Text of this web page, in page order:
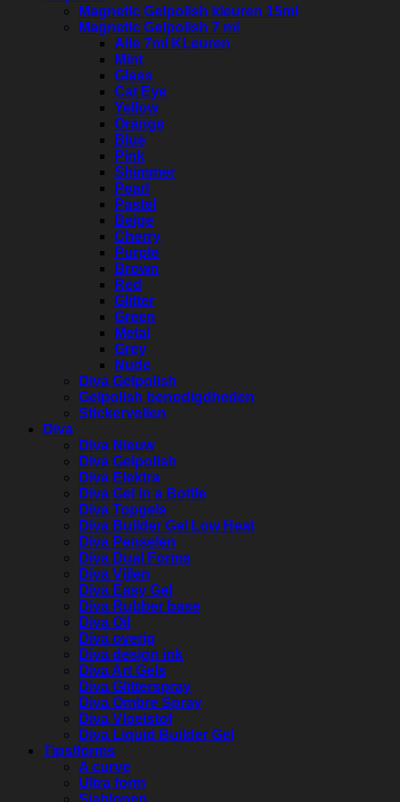
Magnetic Gelpolish kleuren 15ml
Magnetic Gelpolish 7 ml
Alle 7ml KLeuren
Mint
Glass
Cat Eye
Yellow
Orange
Blue
Pink
Shimmer
Pearl
Pastel
Beige
Cherry
Purple
Brown
Red
Glitter
Green
Metal
Grey
Nude
Diva Gelpolish
Gelpolish benodigdheden
Stickervellen
Diva
Diva Nieuw
Diva Gelpolish
Diva Elektra
Diva Gel in a Bottle
Diva Topgels
Diva Builder Gel Low Heat
Diva Penselen
Diva Dual Forms
Diva Vijlen
Diva Easy Gel
Diva Rubber base
Diva Oil
Diva overig
Diva design ink
Diva Art Gels
Diva Glitterspray
Diva Ombre Spray
Diva Vloeistof
Diva Liquid Builder Gel
Tips/forms
A curve
Ultra form